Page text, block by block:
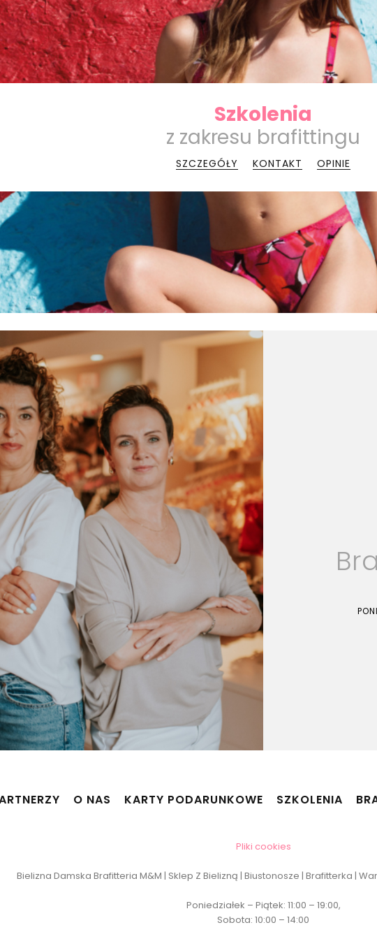
Szkolenia
z zakresu brafittingu
SZCZEGÓŁY KONTAKT OPINIE
O NAS KARTY PODARUNKOWE SZKOLENIA
Pliki cookies
Bielizna Damska Brafitteria M&M | Sklep Z Bielizną | Biustonosze | Brafitterka |
Poniedziałek – Piątek: 11:00 – 19:00,
Sobota: 10:00 – 14:00